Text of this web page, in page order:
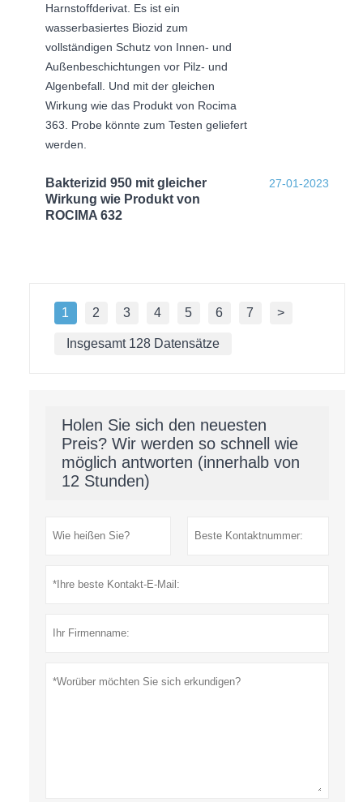
Harnstoffderivat. Es ist ein
wasserbasiertes Biozid zum
vollständigen Schutz von Innen- und
Außenbeschichtungen vor Pilz- und
Algenbefall. Und mit der gleichen
Wirkung wie das Produkt von Rocima
363. Probe könnte zum Testen geliefert
werden.
27-01-2023
Bakterizid 950 mit gleicher
Wirkung wie Produkt von
ROCIMA 632
1 2 3 4 5 6 7 >
Insgesamt 128 Datensätze
Holen Sie sich den neuesten
Preis? Wir werden so schnell wie
möglich antworten (innerhalb von
12 Stunden)